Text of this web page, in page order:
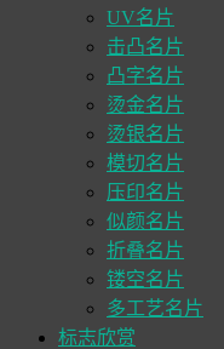
UV名片
击凸名片
凸字名片
烫金名片
烫银名片
模切名片
压印名片
似颜名片
折叠名片
镂空名片
多工艺名片
标志欣赏